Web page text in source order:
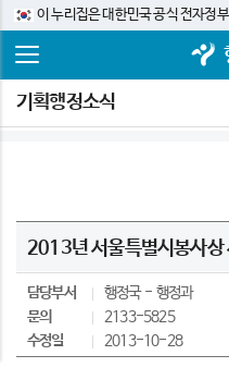
이 누리집은 대한민국 공식 전자정
기획행정소식
2013년 서울특별시봉사상
담당부서 행정국
행정과
문의
2133-5825
수정일
2013-10-28